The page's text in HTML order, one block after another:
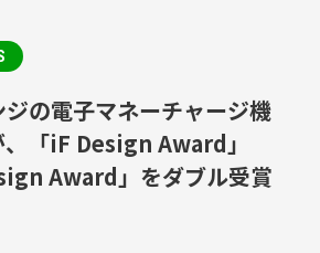
の電子マネーチャージ機
、「iF Design Award」
Award」をダブル受賞